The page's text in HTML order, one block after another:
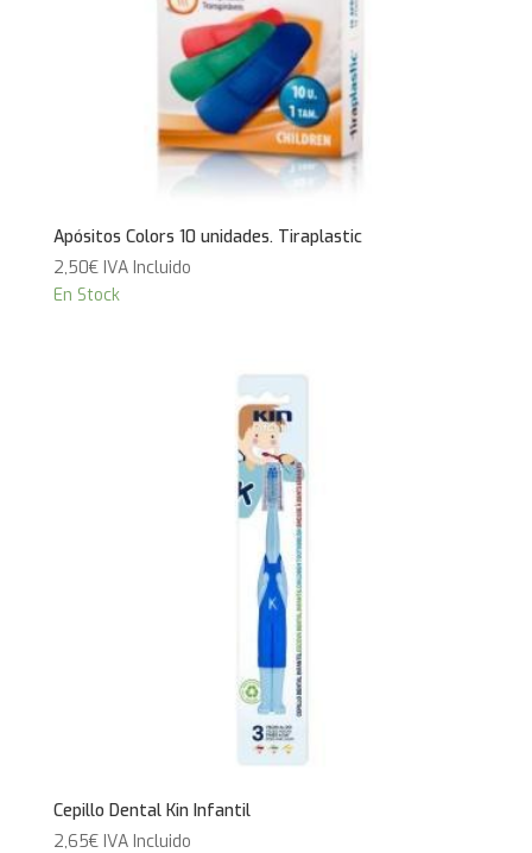
Apósitos Colors 10 unidades. Tiraplastic
2,50€ IVA Incluido
En Stock
Cepillo Dental Kin Infantil
2,65€ IVA Incluido